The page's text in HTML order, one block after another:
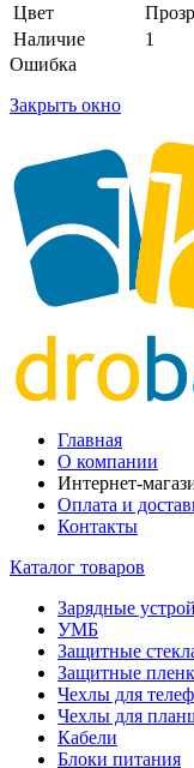
Цвет
Наличие
1
Ошибка
Закрыть окно
Главная
О компании
Интернет-
Оплата и
Контакты
Каталог товаров
Зарядные
УМБ
Защитные
Защитные
Чехлы для
Чехлы для
Кабели
Блоки питания